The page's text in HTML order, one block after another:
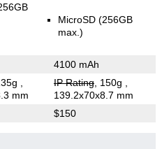
MicroSD (256GB
max.)
4100 mAh
mm
IP Rating, 150g
139.2x70x8.7 mm
$150